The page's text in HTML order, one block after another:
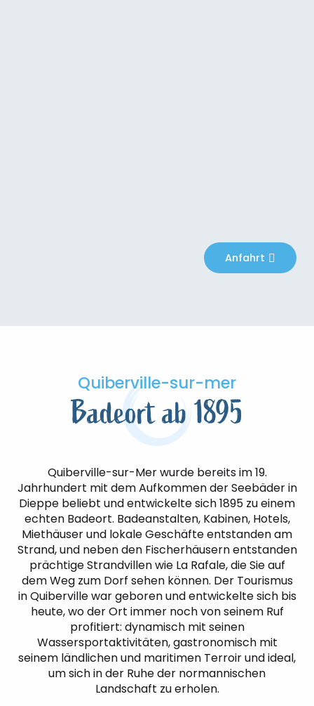
Anfahrt
Quiberville-sur-mer
Badeort ab 1895
Quiberville-sur-Mer wurde bereits im 19.
Jahrhundert mit dem Aufkommen der Seebäder in
Dieppe beliebt und entwickelte sich 1895 zu einem
echten Badeort. Badeanstalten, Kabinen, Hotels,
Miethäuser und lokale Geschäfte entstanden am
Strand, und neben den Fischerhäusern entstanden
prächtige Strandvillen wie La Rafale, die Sie auf
dem Weg zum Dorf sehen können. Der Tourismus
in Quiberville war geboren und entwickelte sich bis
heute, wo der Ort immer noch von seinem Ruf
profitiert: dynamisch mit seinen
Wassersportaktivitäten, gastronomisch mit
seinem ländlichen und maritimen Terroir und ideal,
um sich in der Ruhe der normannischen
Landschaft zu erholen.